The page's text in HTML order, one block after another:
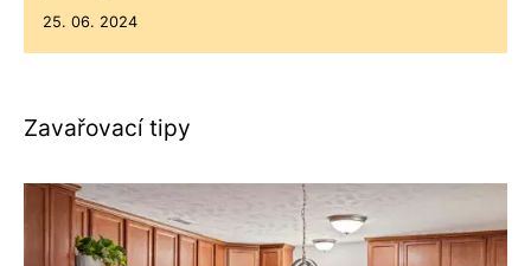
25. 06. 2024
Zavařovací tipy